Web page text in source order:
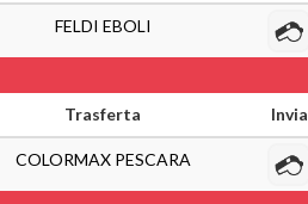
FELDI EBOLI
Trasferta Invia
COLORMAX PESCARA